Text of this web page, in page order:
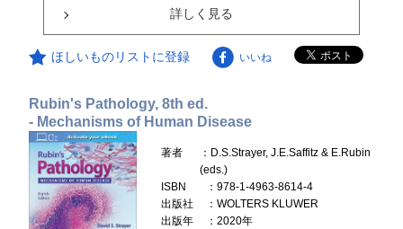
詳しく見る
ほしいものリストに登録 いいね
Rubin's Pathology, 8th ed.
- Mechanisms of Human Disease
著者
：D.S.Strayer, J.E.Saffitz & E.Rubin
(eds.)
ISBN
：978-1-4963-8614-4
出版社
：WOLTERS KLUWER
出版年
：2020年